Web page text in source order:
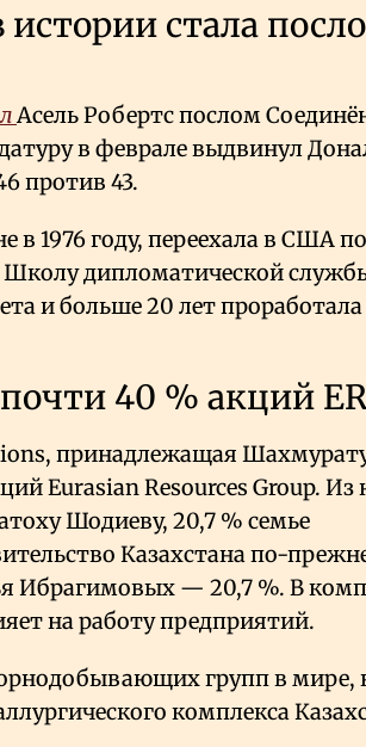
стала
Асель Робертс послом
в феврале выдвинул
против 43.
в 1976 году, переехала в США
Школу дипломатической
и больше 20 лет проработала
40 % акций
принадлежащая
Eurasian Resources Group. Из
Шодиеву, 20,7 % семье
Казахстана по-
Ибрагимовых — 20,7 %. В
на работу предприятий.
групп в мире,
комплекса